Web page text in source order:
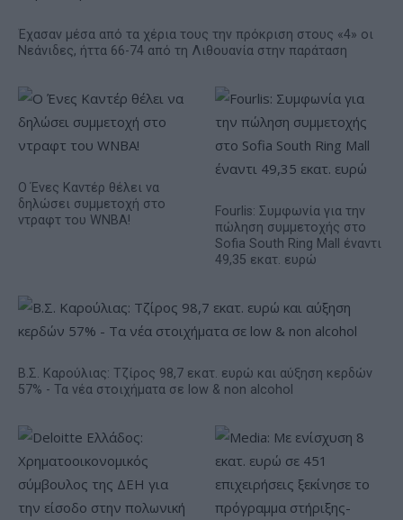
Έχασαν μέσα από τα χέρια τους την πρόκριση στους «4» οι
Νεάνιδες, ήττα 66-74 από τη Λιθουανία στην παράταση
Ο Ένες Καντέρ θέλει να
δηλώσει συμμετοχή στο
ντραφτ του WNBA!
Fourlis: Συμφωνία για την
πώληση συμμετοχής στο
Sofia South Ring Mall έναντι
49,35 εκατ. ευρώ
Β.Σ. Καρούλιας: Τζίρος 98,7 εκατ. ευρώ και αύξηση κερδών
57% - Τα νέα στοιχήματα σε low & non alcohol